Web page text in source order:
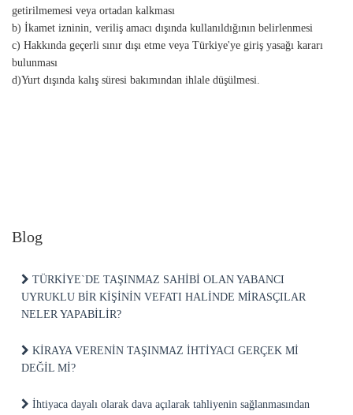
getirilmemesi veya ortadan kalkması
b) İkamet izninin, veriliş amacı dışında kullanıldığının belirlenmesi
c) Hakkında geçerli sınır dışı etme veya Türkiye'ye giriş yasağı kararı
bulunması
d)Yurt dışında kalış süresi bakımından ihlale düşülmesi.
Blog
TÜRKİYE`DE TAŞINMAZ SAHİBİ OLAN YABANCI
UYRUKLU BİR KİŞİNİN VEFATI HALİNDE MİRASÇILAR
NELER YAPABİLİR?
KİRAYA VERENİN TAŞINMAZ İHTİYACI GERÇEK Mİ
DEĞİL Mİ?
İhtiyaca dayalı olarak dava açılarak tahliyenin sağlanmasından